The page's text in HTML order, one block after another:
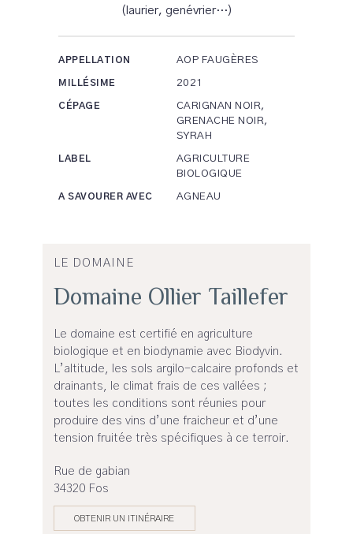
(laurier, genévrier…)
APPELLATION AOP FAUGÈRES
MILLÉSIME 2021
CÉPAGE
CARIGNAN NOIR,
GRENACHE NOIR,
SYRAH
LABEL
AGRICULTURE
BIOLOGIQUE
A SAVOURER AVEC AGNEAU
LE DOMAINE
Domaine Ollier Taillefer
Le domaine est certifié en agriculture
biologique et en biodynamie avec Biodyvin.
L’altitude, les sols argilo-calcaire profonds et
drainants, le climat frais de ces vallées ;
toutes les conditions sont réunies pour
produire des vins d’une fraicheur et d’une
tension fruitée très spécifiques à ce terroir.
Rue de gabian
34320 Fos
OBTENIR UN ITINÉRAIRE